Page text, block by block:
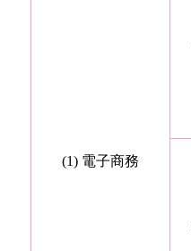
(1) 電子商務